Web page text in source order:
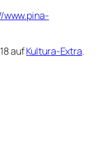
www.pina-
aufKultura-Extra.